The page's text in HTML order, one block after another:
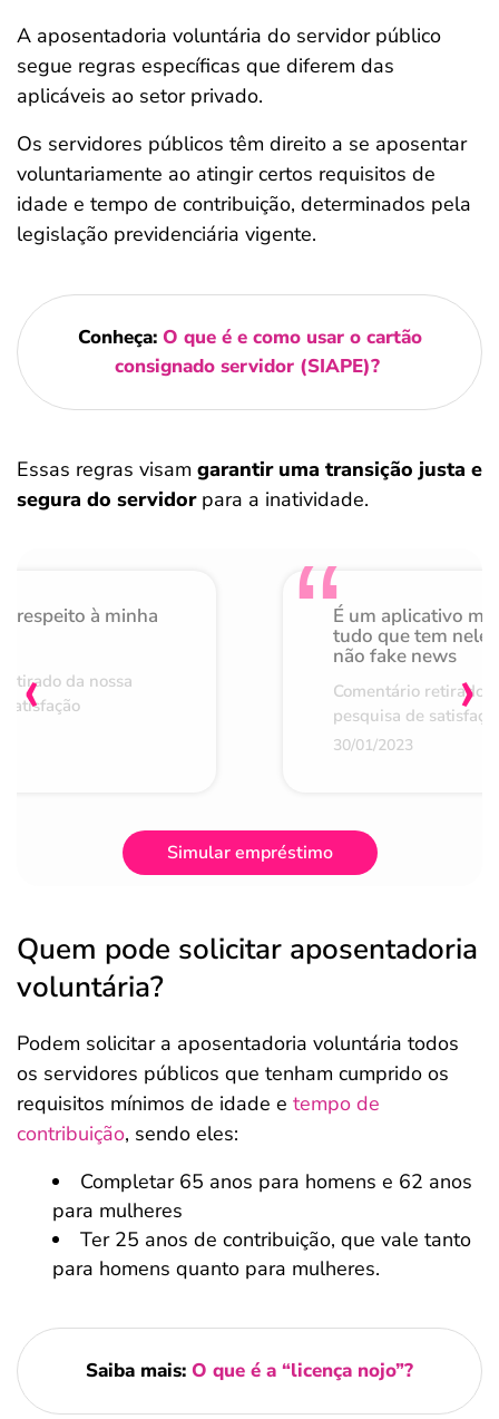
A aposentadoria voluntária do servidor público
segue regras específicas que diferem das
aplicáveis ao setor privado.
Os servidores públicos têm direito a se aposentar
voluntariamente ao atingir certos requisitos de
idade e tempo de contribuição, determinados pela
legislação previdenciária vigente.
Conheça: O que é e como usar o cartão
consignado servidor (SIAPE)?
Essas regras visam garantir uma transição justa e
segura do servidorpara a inatividade.
respeito à minha
da nossa
É um aplicativo
tudo que tem nele
não fake news
Comentário retirado
pesquisa de
30/01/2023
‹ ›
Simular empréstimo
Quem pode solicitar aposentadoria
voluntária?
Podem solicitar a aposentadoria voluntária todos
os servidores públicos que tenham cumprido os
requisitos mínimos de idade e tempo de
contribuição, sendo eles:
Completar 65 anos para homens e 62 anos
para mulheres
Ter 25 anos de contribuição, que vale tanto
para homens quanto para mulheres.
Saiba mais: O que é a “licença nojo”?